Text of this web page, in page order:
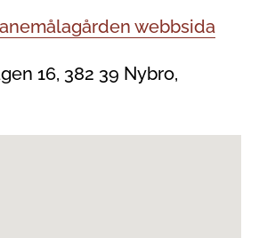
webbsida
16, 382 39 Nybro,